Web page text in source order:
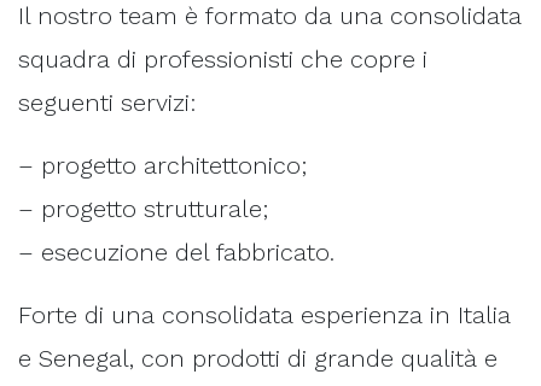
Il nostro team è formato da una consolidata
squadra di professionisti che copre i
seguenti servizi:
– progetto architettonico;
– progetto strutturale;
– esecuzione del fabbricato.
Forte di una consolidata esperienza in Italia
e Senegal, con prodotti di grande qualità e